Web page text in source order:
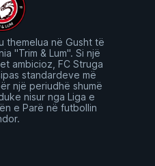
themelua në Gusht të
"Trim & Lum". Si një
ambicioz, FC Struga
standardeve më
një periudhë shumë
nisur nga Liga e
e Parë në futbollin